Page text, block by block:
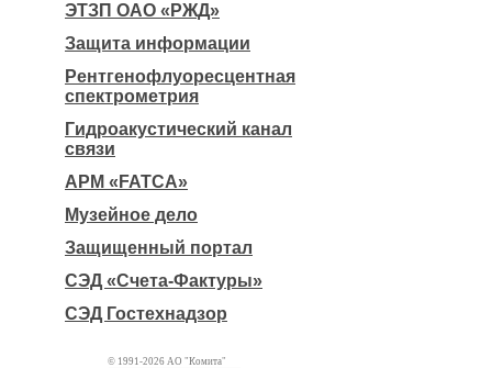
ЭТЗП ОАО «РЖД»
Защита информации
Рентгенофлуоресцентная
спектрометрия
Гидроакустический канал
связи
АРМ «FATCA»
Музейное дело
Защищенный портал
СЭД «Счета-Фактуры»
СЭД Гостехнадзор
© 1991-2026 АО "Комита"